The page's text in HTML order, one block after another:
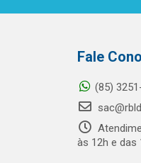
Fale
(85)
às 12h e das